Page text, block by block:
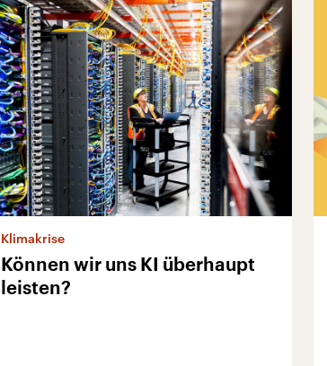
Klimakrise
Können wir uns KI überhaupt
leisten?